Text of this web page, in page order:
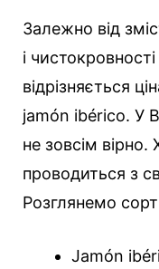
Залежно від
і
відрізняється
jamón ibérico. У
не зовсім
проводиться з
Розглянемо
Jamón